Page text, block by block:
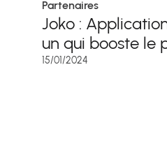
Partenaires
Joko :
un qui booste le
15/01/2024